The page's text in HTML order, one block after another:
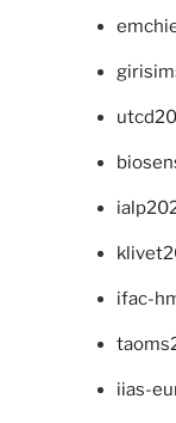
ifac-
iias-